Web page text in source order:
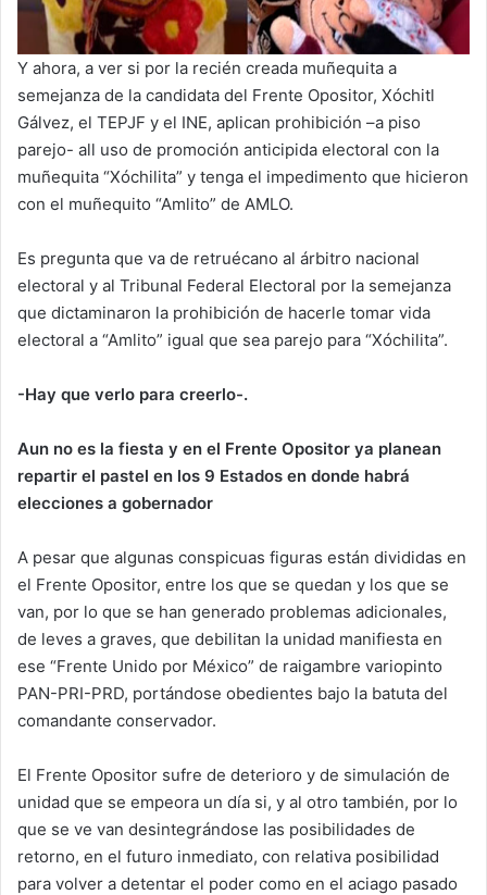
Y ahora, a ver si por la recién creada muñequita a
semejanza de la candidata del Frente Opositor, Xóchitl
Gálvez, el TEPJF y el INE, aplican prohibición –a piso
parejo- all uso de promoción anticipida electoral con la
muñequita “Xóchilita” y tenga el impedimento que hicieron
con el muñequito “Amlito” de AMLO.
Es pregunta que va de retruécano al árbitro nacional
electoral y al Tribunal Federal Electoral por la semejanza
que dictaminaron la prohibición de hacerle tomar vida
electoral a “Amlito” igual que sea parejo para “Xóchilita”.
-Hay que verlo para creerlo-.
Aun no es la fiesta y en el Frente Opositor ya planean
repartir el pastel en los 9 Estados en donde habrá
elecciones a gobernador
A pesar que algunas conspicuas figuras están divididas en
el Frente Opositor, entre los que se quedan y los que se
van, por lo que se han generado problemas adicionales,
de leves a graves, que debilitan la unidad manifiesta en
ese “Frente Unido por México” de raigambre variopinto
PAN-PRI-PRD, portándose obedientes bajo la batuta del
comandante conservador.
El Frente Opositor sufre de deterioro y de simulación de
unidad que se empeora un día si, y al otro también, por lo
que se ve van desintegrándose las posibilidades de
retorno, en el futuro inmediato, con relativa posibilidad
para volver a detentar el poder como en el aciago pasado